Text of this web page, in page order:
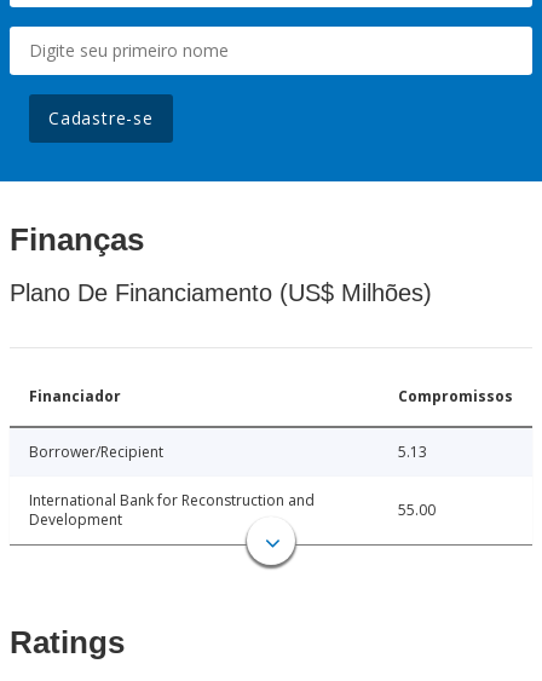
Cadastre-se
Finanças
Plano De Financiamento (US$ Milhões)
Financiador Compromissos
Borrower/Recipient 5.13
International Bank for Reconstruction and
Development
55.00
Ratings